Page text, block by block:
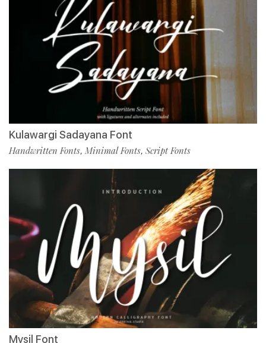
Kulawargi Sadayana Font
Handwritten Fonts, Minimal Fonts, Script Fonts
Mysil Font